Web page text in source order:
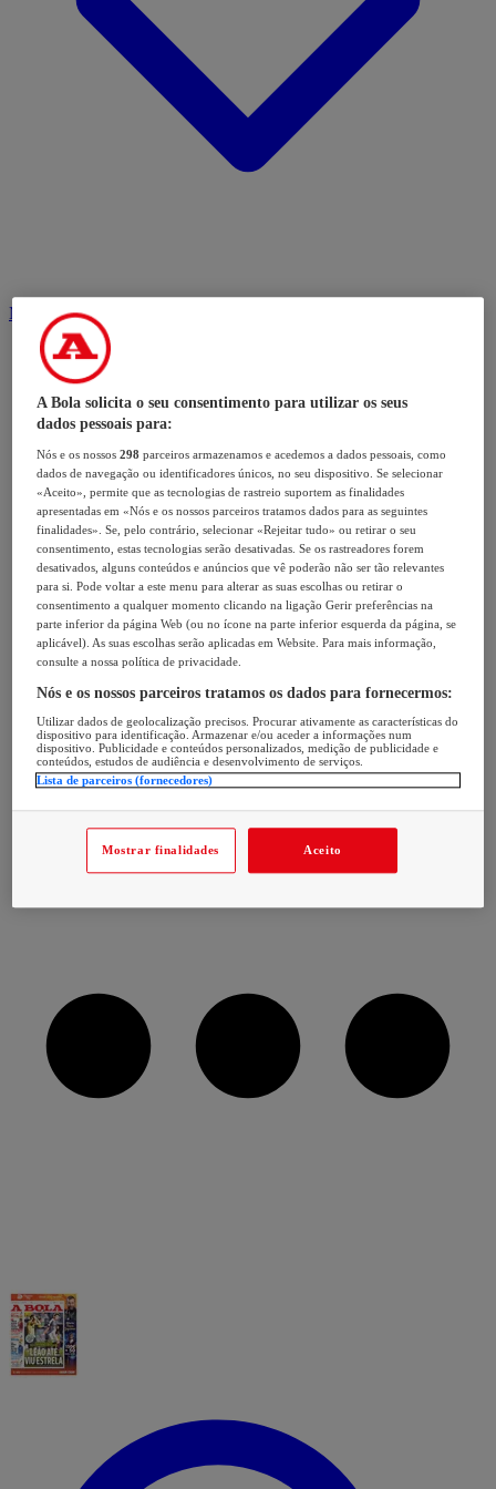
Modalidades
A Bola solicita o seu consentimento para utilizar os seus
dados pessoais para:
Nós e os nossos298 parceiros armazenamos e acedemos a dados pessoais, como
dados de navegação ou identificadores únicos, no seu dispositivo. Se selecionar
«Aceito», permite que as tecnologias de rastreio suportem as finalidades
apresentadas em «Nós e os nossos parceiros tratamos dados para as seguintes
finalidades». Se, pelo contrário, selecionar «Rejeitar tudo» ou retirar o seu
consentimento, estas tecnologias serão desativadas. Se os rastreadores forem
desativados, alguns conteúdos e anúncios que vê poderão não ser tão relevantes
para si. Pode voltar a este menu para alterar as suas escolhas ou retirar o
consentimento a qualquer momento clicando na ligação Gerir preferências na
parte inferior da página Web (ou no ícone na parte inferior esquerda da página, se
aplicável). As suas escolhas serão aplicadas em Website. Para mais informação,
consulte a nossa política de privacidade.
Nós e os nossos parceiros tratamos os dados para fornecermos:
Utilizar dados de geolocalização precisos. Procurar ativamente as características do
dispositivo para identificação. Armazenar e/ou aceder a informações num
dispositivo. Publicidade e conteúdos personalizados, medição de publicidade e
conteúdos, estudos de audiência e desenvolvimento de serviços.
Lista de parceiros (fornecedores)
Mostrar finalidades Aceito